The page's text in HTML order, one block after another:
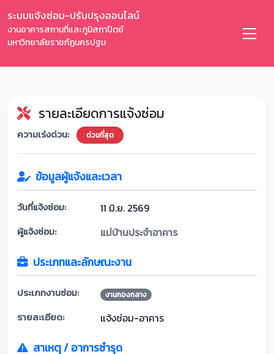
ระบบแจ้งซ่อม-ปรับปรุงออนไลน์
งานอาคารสถานที่และภูมิสถาปัตย์
มหาวิทยาลัยราชภัฏนครปฐม
รายละเอียดการแจ้งซ่อม
ความเร่งด่วน: ด่วนที่สุด
ข้อมูลผู้แจ้งและเวลา
วันที่แจ้งซ่อม: 11 มิ.ย. 2569
ผู้แจ้งซ่อม: แม่บ้านประจำอาคาร
ประเภทและลักษณะงาน
ประเภทงานซ่อม: งานกองกลาง
รายละเอียด: แจ้งซ่อม-อาคาร
สาเหตุ / อาการชำรุด